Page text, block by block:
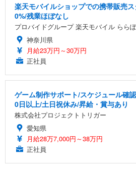
楽天モバイルショップでの携帯販売
0%/残業ほぼなし
プロバイドグループ 楽天モバイル らら
神奈川県
月給23万円～30万円
正社員
ゲーム制作サポート/スケジュール確
0日以上/土日祝休み/昇給・賞与あり
株式会社プロジェクトトリガー
愛知県
月給28万7,000円～38万円
正社員